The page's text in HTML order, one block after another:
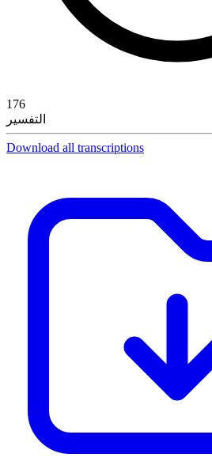
176
التفسير
Download all transcriptions